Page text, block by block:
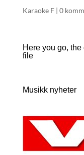
Karaoke F| 0
Here you go,
file
Musikk nyheter